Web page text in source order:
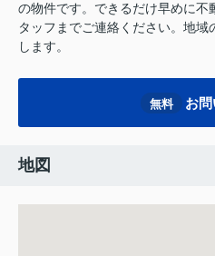
の物件です。できるだけ早めに不
タッフまでご連絡ください。地
します。
無料 お
地図